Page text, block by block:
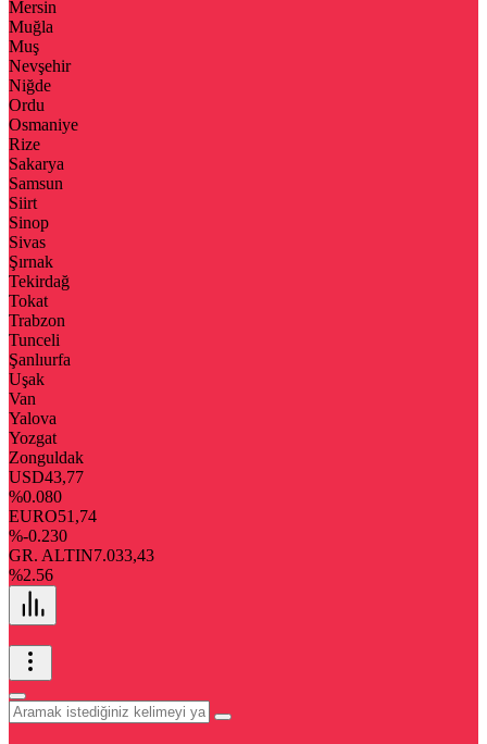
Mersin
Muğla
Muş
Nevşehir
Niğde
Ordu
Osmaniye
Rize
Sakarya
Samsun
Siirt
Sinop
Sivas
Şırnak
Tekirdağ
Tokat
Trabzon
Tunceli
Şanlıurfa
Uşak
Van
Yalova
Yozgat
Zonguldak
USD43,77
%0.080
EURO51,74
%-0.230
GR. ALTIN7.033,43
%2.56